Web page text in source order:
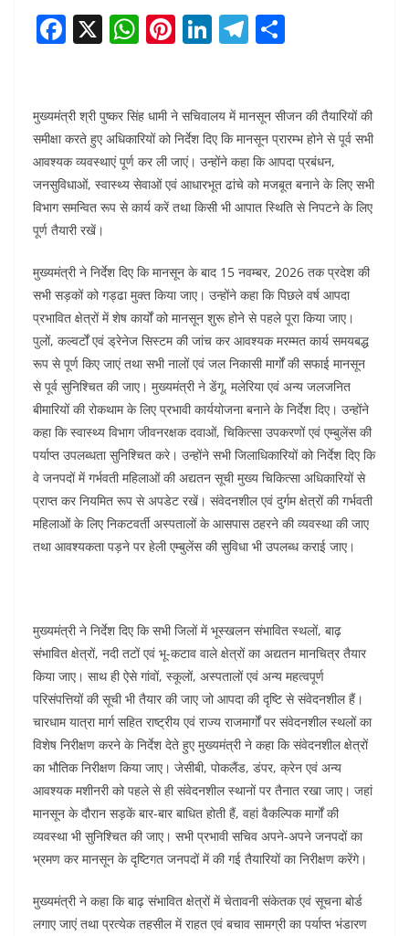
F
e
b
o
o
k
X W
s
A
p
p
Pi
e
st
Li
e
dI
n
T
gr
a
m
e
मुख्यमंत्री श्री पुष्कर सिंह धामी ने सचिवालय में मानसून सीजन की तैयारियों की
समीक्षा करते हुए अधिकारियों को निर्देश दिए कि मानसून प्रारम्भ होने से पूर्व सभी
आवश्यक व्यवस्थाएं पूर्ण कर ली जाएं। उन्होंने कहा कि आपदा प्रबंधन,
जनसुविधाओं, स्वास्थ्य सेवाओं एवं आधारभूत ढांचे को मजबूत बनाने के लिए सभी
विभाग समन्वित रूप से कार्य करें तथा किसी भी आपात स्थिति से निपटने के लिए
पूर्ण तैयारी रखें।
मुख्यमंत्री ने निर्देश दिए कि मानसून के बाद 15 नवम्बर, 2026 तक प्रदेश की
सभी सड़कों को गड्ढा मुक्त किया जाए। उन्होंने कहा कि पिछले वर्ष आपदा
प्रभावित क्षेत्रों में शेष कार्यों को मानसून शुरू होने से पहले पूरा किया जाए।
पुलों, कल्वर्टों एवं ड्रेनेज सिस्टम की जांच कर आवश्यक मरम्मत कार्य समयबद्ध
रूप से पूर्ण किए जाएं तथा सभी नालों एवं जल निकासी मार्गों की सफाई मानसून
से पूर्व सुनिश्चित की जाए। मुख्यमंत्री ने डेंगू, मलेरिया एवं अन्य जलजनित
बीमारियों की रोकथाम के लिए प्रभावी कार्ययोजना बनाने के निर्देश दिए। उन्होंने
कहा कि स्वास्थ्य विभाग जीवनरक्षक दवाओं, चिकित्सा उपकरणों एवं एम्बुलेंस की
पर्याप्त उपलब्धता सुनिश्चित करे। उन्होंने सभी जिलाधिकारियों को निर्देश दिए कि
वे जनपदों में गर्भवती महिलाओं की अद्यतन सूची मुख्य चिकित्सा अधिकारियों से
प्राप्त कर नियमित रूप से अपडेट रखें। संवेदनशील एवं दुर्गम क्षेत्रों की गर्भवती
महिलाओं के लिए निकटवर्ती अस्पतालों के आसपास ठहरने की व्यवस्था की जाए
तथा आवश्यकता पड़ने पर हेली एम्बुलेंस की सुविधा भी उपलब्ध कराई जाए।
मुख्यमंत्री ने निर्देश दिए कि सभी जिलों में भूस्खलन संभावित स्थलों, बाढ़
संभावित क्षेत्रों, नदी तटों एवं भू-कटाव वाले क्षेत्रों का अद्यतन मानचित्र तैयार
किया जाए। साथ ही ऐसे गांवों, स्कूलों, अस्पतालों एवं अन्य महत्वपूर्ण
परिसंपत्तियों की सूची भी तैयार की जाए जो आपदा की दृष्टि से संवेदनशील हैं।
चारधाम यात्रा मार्ग सहित राष्ट्रीय एवं राज्य राजमार्गों पर संवेदनशील स्थलों का
विशेष निरीक्षण करने के निर्देश देते हुए मुख्यमंत्री ने कहा कि संवेदनशील क्षेत्रों
का भौतिक निरीक्षण किया जाए। जेसीबी, पोकलैंड, डंपर, क्रेन एवं अन्य
आवश्यक मशीनरी को पहले से ही संवेदनशील स्थानों पर तैनात रखा जाए। जहां
मानसून के दौरान सड़कें बार-बार बाधित होती हैं, वहां वैकल्पिक मार्गों की
व्यवस्था भी सुनिश्चित की जाए। सभी प्रभावी सचिव अपने-अपने जनपदों का
भ्रमण कर मानसून के दृष्टिगत जनपदों में की गई तैयारियों का निरीक्षण करेंगे।
मुख्यमंत्री ने कहा कि बाढ़ संभावित क्षेत्रों में चेतावनी संकेतक एवं सूचना बोर्ड
लगाए जाएं तथा प्रत्येक तहसील में राहत एवं बचाव सामग्री का पर्याप्त भंडारण